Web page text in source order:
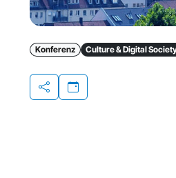
Konferenz Culture & Digital
Teilen